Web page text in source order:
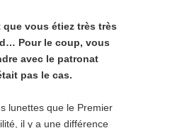
vous étiez très très
Pour le coup, vous
avec le patronat
pas le cas.
lunettes que le Premier
il y a une différence